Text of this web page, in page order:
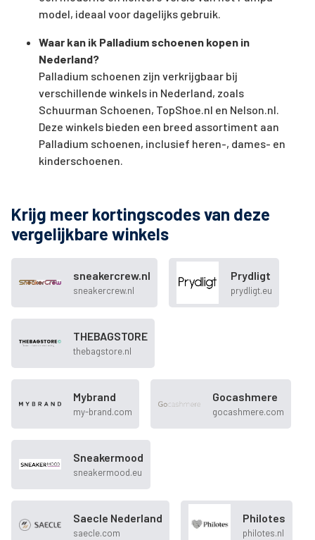
model, ideaal voor dagelijks gebruik.
Waar kan ik Palladium schoenen kopen in
Nederland?
Palladium schoenen zijn verkrijgbaar bij
verschillende winkels in Nederland, zoals
Schuurman Schoenen, TopShoe.nl en Nelson.nl.
Deze winkels bieden een breed assortiment aan
Palladium schoenen, inclusief heren-, dames- en
kinderschoenen.
Krijg meer kortingscodes van deze
vergelijkbare winkels
sneakercrew.nl
sneakercrew.nl
Prydligt
prydligt.eu
THEBAGSTORE
thebagstore.nl
Mybrand
my-brand.com
Gocashmere
gocashmere.com
Sneakermood
sneakermood.eu
Saecle Nederland
saecle.com
Philotes
philotes.nl